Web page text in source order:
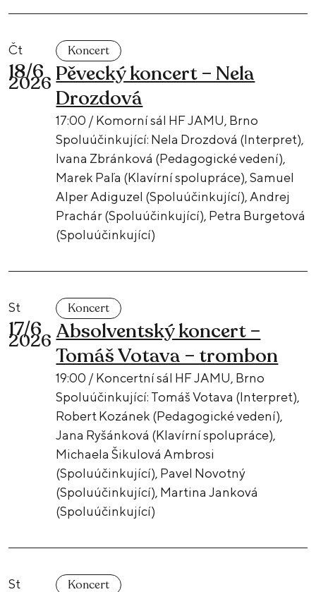
Čt
18/6
2026 Pěvecký koncert – Nela
Drozdová
17:00 / Komorní sál HF JAMU, Brno
Spoluúčinkující: Nela Drozdová (Interpret),
Ivana Zbránková (Pedagogické vedení),
Marek Paľa (Klavírní spolupráce), Samuel
Alper Adiguzel (Spoluúčinkující), Andrej
Prachár (Spoluúčinkující), Petra Burgetová
(Spoluúčinkující)
Koncert
St
17/6
2026 Absolventský koncert –
Tomáš Votava – trombon
19:00 / Koncertní sál HF JAMU, Brno
Spoluúčinkující: Tomáš Votava (Interpret),
Robert Kozánek (Pedagogické vedení),
Jana Ryšánková (Klavírní spolupráce),
Michaela Šikulová Ambrosi
(Spoluúčinkující), Pavel Novotný
(Spoluúčinkující), Martina Janková
(Spoluúčinkující)
Koncert
St Koncert